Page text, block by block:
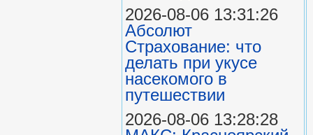
2026-08-06 13:31:26
Абсолют
Страхование: что
делать при укусе
насекомого в
путешествии
2026-08-06 13:28:28